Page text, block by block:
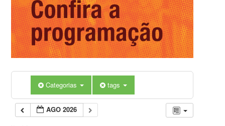
Categorias tags
AGO 2026